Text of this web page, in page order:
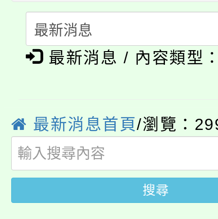
會
115年食農教育專業人
程
「本色祭」8/29、30在
場熱烈登場!
8/21下午1時於龍潭區
局官網。
開!
115年桃園市運動會8/
田徑場及游泳池舉行。
桃園市低收入戶享有免
視費優惠，中低收入戶
大園自造教育及科技中
份教師增能研習
大溪自造教育及科技中
最新消息 / 內容類型
最新消息首頁/瀏覽：
搜尋